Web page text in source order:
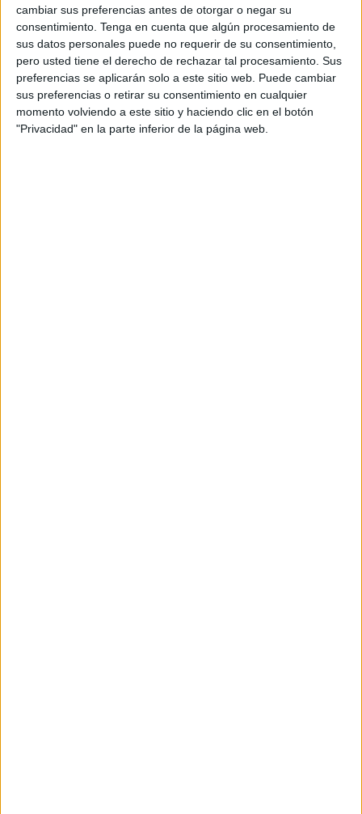
cambiar sus preferencias antes de otorgar o negar su
consentimiento. Tenga en cuenta que algún procesamiento de
sus datos personales puede no requerir de su consentimiento,
pero usted tiene el derecho de rechazar tal procesamiento. Sus
preferencias se aplicarán solo a este sitio web. Puede cambiar
sus preferencias o retirar su consentimiento en cualquier
momento volviendo a este sitio y haciendo clic en el botón
"Privacidad" en la parte inferior de la página web.
¡Digámosle que no al aceite de palma!